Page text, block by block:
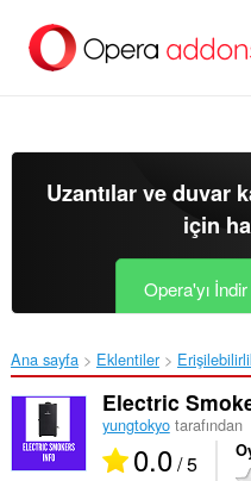
içeriğe
Uzantılar ve duvar
için
Opera'yı İndir
Ana sayfa Eklentiler
Electric
yungtokyotarafından
0.0/ 5